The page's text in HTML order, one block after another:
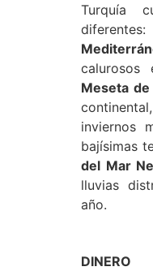
Turquía
calurosos
Meseta
inviernos
bajísimas
del Mar
lluvias
año.
DINERO